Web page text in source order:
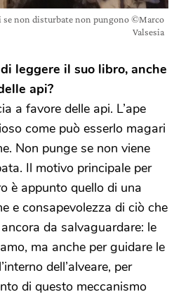
se non disturbate non pungono ©Marco
Valsesia
leggere il suo libro, anche
api?
a favore delle api. L’ape
come può esserlo magari
Non punge se non viene
Il motivo principale per
è appunto quello di una
e consapevolezza di ciò che
da salvaguardare: le
ma anche per guidare le
dell’alveare, per
di questo meccanismo